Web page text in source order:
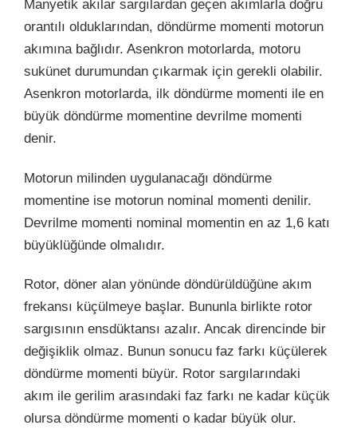
Manyetik akılar sargılardan geçen akımlarla doğru
orantılı olduklarından, döndürme momenti motorun
akımına bağlıdır. Asenkron motorlarda, motoru
sukünet durumundan çıkarmak için gerekli olabilir.
Asenkron motorlarda, ilk döndürme momenti ile en
büyük döndürme momentine devrilme momenti
denir.
Motorun milinden uygulanacağı döndürme
momentine ise motorun nominal momenti denilir.
Devrilme momenti nominal momentin en az 1,6 katı
büyüklüğünde olmalıdır.
Rotor, döner alan yönünde döndürüldüğüne akım
frekansı küçülmeye başlar. Bununla birlikte rotor
sargısının ensdüktansı azalır. Ancak direncinde bir
değişiklik olmaz. Bunun sonucu faz farkı küçülerek
döndürme momenti büyür. Rotor sargılarındaki
akım ile gerilim arasındaki faz farkı ne kadar küçük
olursa döndürme momenti o kadar büyük olur.